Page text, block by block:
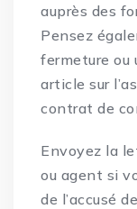
auprès des
Pensez
fermeture ou
article sur
contrat de
Envoyez la
ou agent si
de l’accusé